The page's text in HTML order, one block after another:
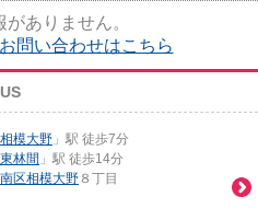
ありません。
問い合わせはこちら
相模大野 」駅 徒歩7分
東林間 」駅 徒歩14分
区相模大野 ８丁目